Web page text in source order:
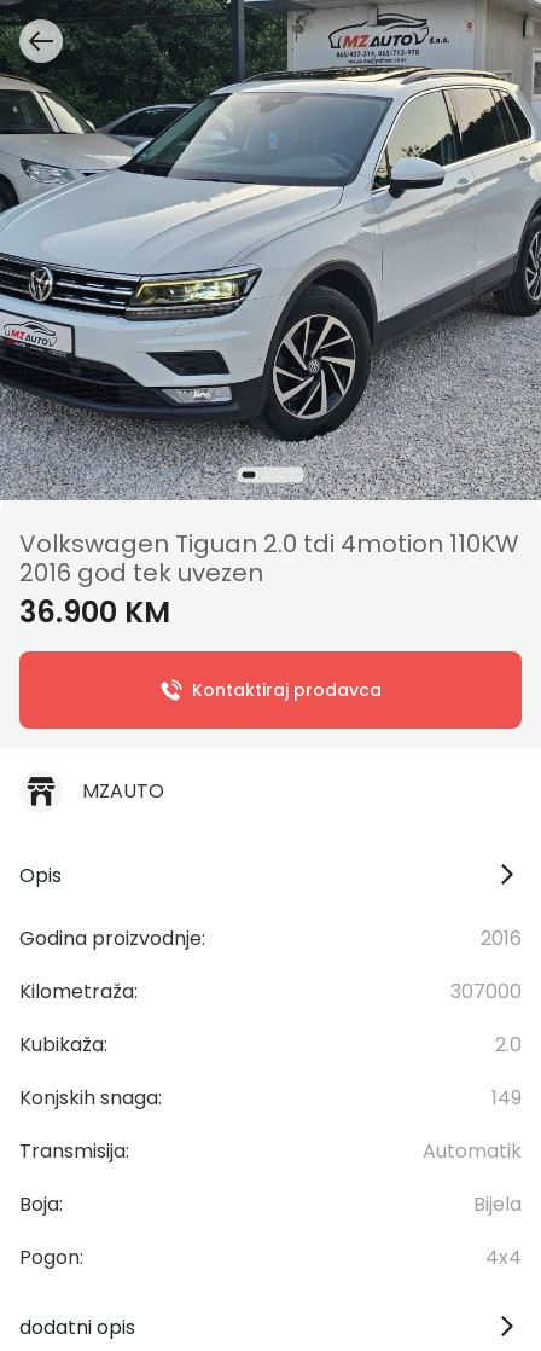
Volkswagen Tiguan 2.0 tdi 4motion 110KW
2016 god tek uvezen
36.900 KM
Kontaktiraj prodavca
MZAUTO
Opis
Godina proizvodnje:
2016
Kilometraža:
307000
Kubikaža:
2.0
Konjskih snaga:
149
Transmisija:
Automatik
Boja:
Bijela
Pogon:
4x4
dodatni opis